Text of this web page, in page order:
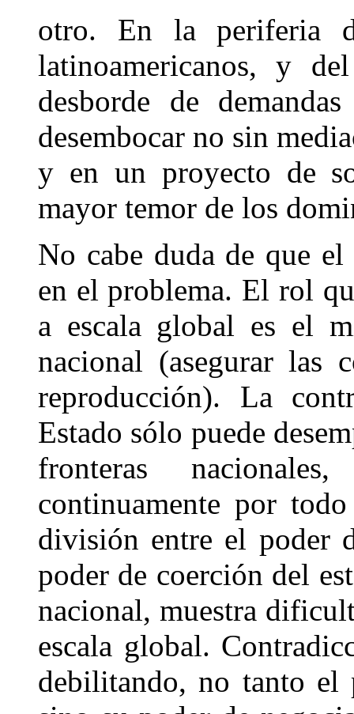
otro. En la periferia
latinoamericanos, y
desborde de
desembocar no sin
y en un proyecto de
mayor temor de los
No cabe duda de que
en el problema. El rol
a escala global es el
nacional (asegurar las
reproducción). La
Estado sólo puede
fronteras
continuamente por
división entre el poder
poder de coerción del
nacional, muestra
escala global.
debilitando, no tanto el